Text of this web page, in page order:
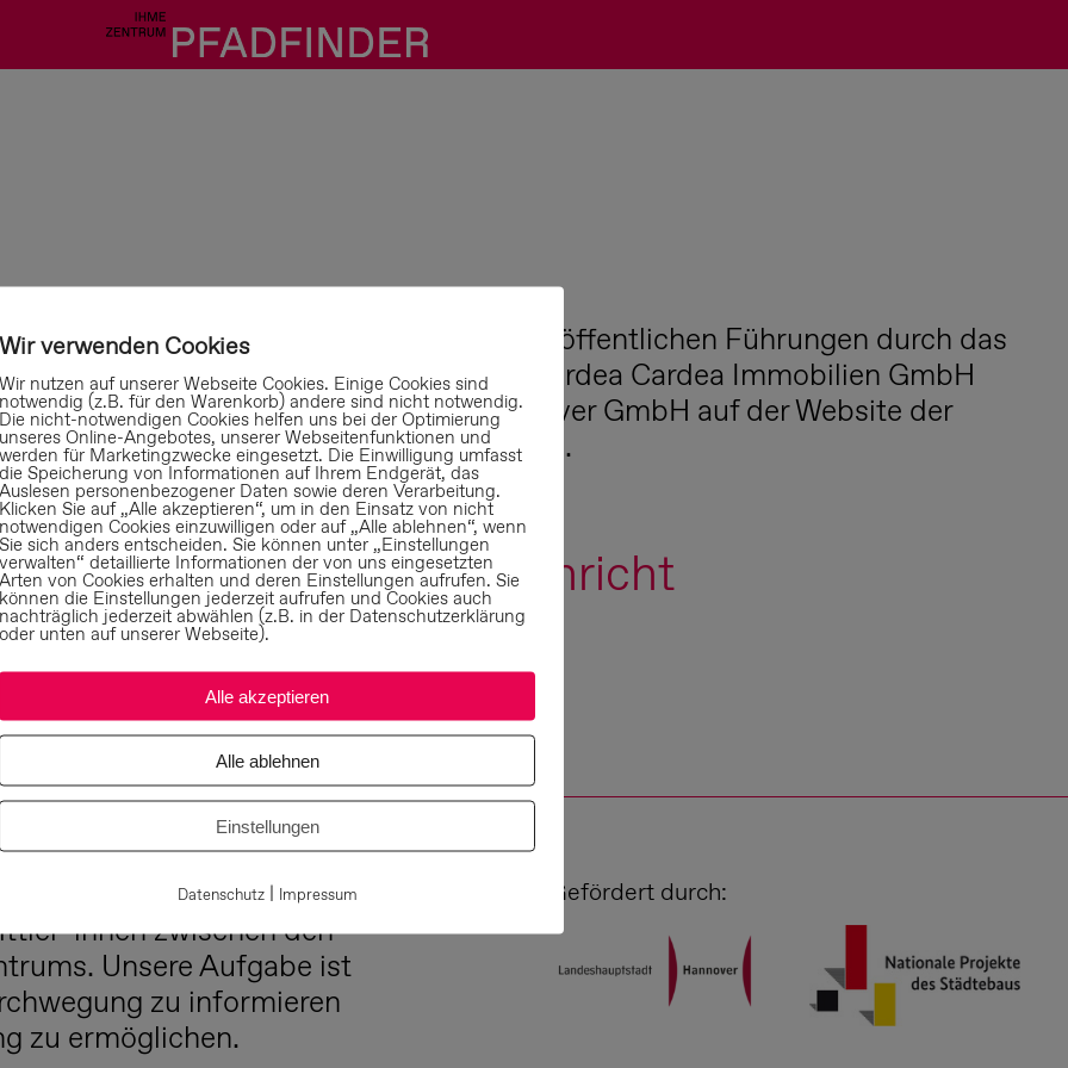
Derzeit werden keine öffentlichen Führungen durch das
Ihme-Zentrum von Cardea Cardea Immobilien GmbH
und Projekt IZ Hannover GmbH auf der Website der
Pfadfinder angeboten.
Nächste Nachricht
Hannover
zwischen den
Unsere Aufgabe ist
zu informieren
zu ermöglichen.
Gefördert durch:
Wir verwenden Cookies
Wir nutzen auf unserer Webseite Cookies. Einige Cookies sind
notwendig (z.B. für den Warenkorb) andere sind nicht notwendig.
Die nicht-notwendigen Cookies helfen uns bei der Optimierung
unseres Online-Angebotes, unserer Webseitenfunktionen und
werden für Marketingzwecke eingesetzt. Die Einwilligung umfasst
die Speicherung von Informationen auf Ihrem Endgerät, das
Auslesen personenbezogener Daten sowie deren Verarbeitung.
Klicken Sie auf „Alle akzeptieren“, um in den Einsatz von nicht
notwendigen Cookies einzuwilligen oder auf „Alle ablehnen“, wenn
Sie sich anders entscheiden. Sie können unter „Einstellungen
verwalten“ detaillierte Informationen der von uns eingesetzten
Arten von Cookies erhalten und deren Einstellungen aufrufen. Sie
können die Einstellungen jederzeit aufrufen und Cookies auch
nachträglich jederzeit abwählen (z.B. in der Datenschutzerklärung
oder unten auf unserer Webseite).
Alle akzeptieren
Alle ablehnen
Einstellungen
Datenschutz| Impressum